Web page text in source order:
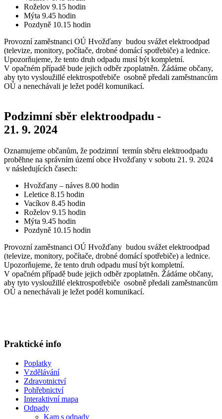
Roželov 9.15 hodin
Mýta 9.45 hodin
Pozdyně 10.15 hodin
Provozní zaměstnanci OÚ Hvožďany budou svážet elektroodpad
(televize, monitory, počítače, drobné domácí spotřebiče) a lednice.
Upozorňujeme, že tento druh odpadu musí být kompletní.
V opačném případě bude jejich odběr zpoplatněn. Žádáme občany,
aby tyto vysloužillé elektrospotřebiče osobně předali zaměstnancům
OÚ a nenechávali je ležet podél komunikací.
Podzimní sběr elektroodpadu -
21. 9. 2024
Oznamujeme občanům, že podzimní termín sběru elektroodpadu
proběhne na správním území obce Hvožďany v sobotu 21. 9. 2024
v následujících časech:
Hvožďany – náves 8.00 hodin
Leletice 8.15 hodin
Vacíkov 8.45 hodin
Roželov 9.15 hodin
Mýta 9.45 hodin
Pozdyně 10.15 hodin
Provozní zaměstnanci OÚ Hvožďany budou svážet elektroodpad
(televize, monitory, počítače, drobné domácí spotřebiče) a lednice.
Upozorňujeme, že tento druh odpadu musí být kompletní.
V opačném případě bude jejich odběr zpoplatněn. Žádáme občany,
aby tyto vysloužillé elektrospotřebiče osobně předali zaměstnancům
OÚ a nenechávali je ležet podél komunikací.
Praktické info
Poplatky
Vzdělávání
Zdravotnictví
Pohřebnictví
Interaktivní mapa
Odpady
Kam s odpady